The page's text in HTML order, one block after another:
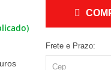
Frete e Prazo: